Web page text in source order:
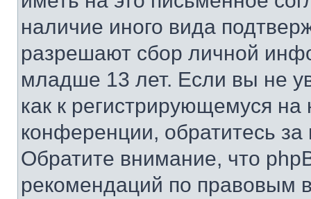
наличие иного вида
разрешают сбор личной
младше 13 лет. Если вы не
как к регистрирующемуся
конференции, обратитесь
Обратите внимание, что
рекомендаций по правовым